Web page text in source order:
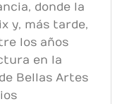
donde la
y, más tarde,
los años
en la
Bellas Artes